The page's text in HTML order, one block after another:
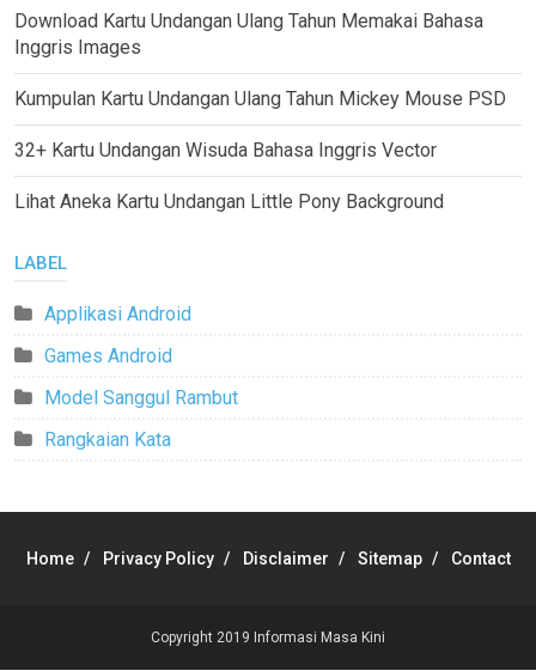
Download Kartu Undangan Ulang Tahun Memakai Bahasa
Inggris Images
Kumpulan Kartu Undangan Ulang Tahun Mickey Mouse PSD
32+ Kartu Undangan Wisuda Bahasa Inggris Vector
Lihat Aneka Kartu Undangan Little Pony Background
LABEL
Applikasi Android
Games Android
Model Sanggul Rambut
Rangkaian Kata
Home Privacy Policy Disclaimer Sitemap Contact
Copyright 2019 Informasi Masa Kini